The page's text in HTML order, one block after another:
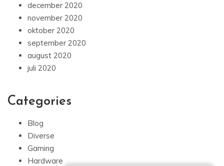
december 2020
november 2020
oktober 2020
september 2020
august 2020
juli 2020
Categories
Blog
Diverse
Gaming
Hardware